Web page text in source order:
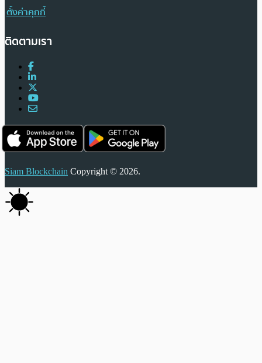
ตั้งค่าคุกกี้
ติดตามเรา
Siam Blockchain Copyright © 2026.